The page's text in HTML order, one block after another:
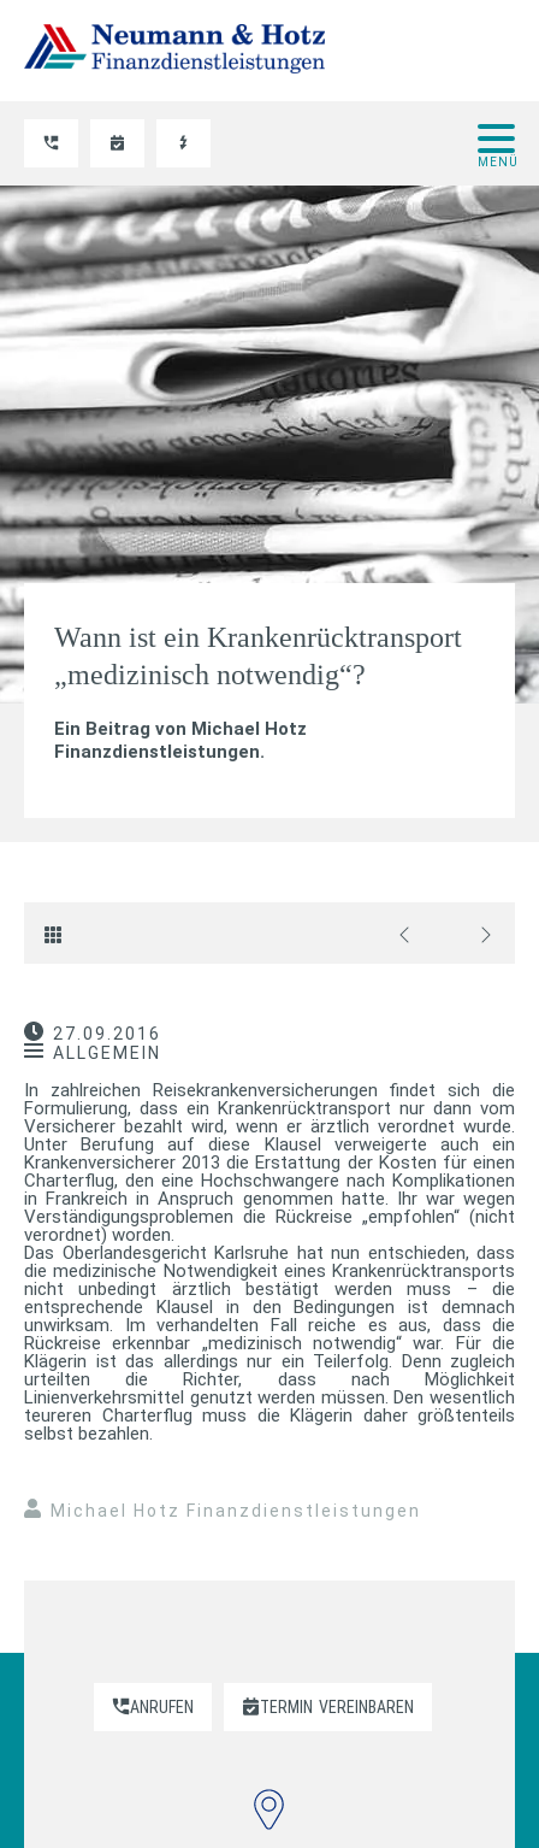
Wann ist ein Krankenrücktransport
„medizinisch notwendig“?
Ein Beitrag von Michael Hotz
Finanzdienstleistungen.
27.09.2016
ALLGEMEIN
In zahlreichen Reisekrankenversicherungen findet sich die
Formulierung, dass ein Krankenrücktransport nur dann vom
Versicherer bezahlt wird, wenn er ärztlich verordnet wurde.
Unter Berufung auf diese Klausel verweigerte auch ein
Krankenversicherer 2013 die Erstattung der Kosten für einen
Charterflug, den eine Hochschwangere nach Komplikationen
in Frankreich in Anspruch genommen hatte. Ihr war wegen
Verständigungsproblemen die Rückreise „empfohlen“ (nicht
verordnet) worden.
Das Oberlandesgericht Karlsruhe hat nun entschieden, dass
die medizinische Notwendigkeit eines Krankenrücktransports
nicht unbedingt ärztlich bestätigt werden muss – die
entsprechende Klausel in den Bedingungen ist demnach
unwirksam. Im verhandelten Fall reiche es aus, dass die
Rückreise erkennbar „medizinisch notwendig“ war. Für die
Klägerin ist das allerdings nur ein Teilerfolg. Denn zugleich
urteilten die Richter, dass nach Möglichkeit
Linienverkehrsmittel genutzt werden müssen. Den wesentlich
teureren Charterflug muss die Klägerin daher größtenteils
selbst bezahlen.
Michael Hotz Finanzdienstleistungen
ANRUFEN TERMIN VEREINBAREN